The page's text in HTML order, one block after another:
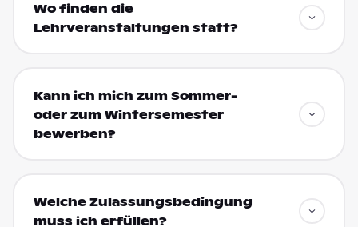
Wo finden die
Lehrveranstaltungen statt?
Kann ich mich zum Sommer-
oder zum Wintersemester
bewerben?
Welche Zulassungsbedingung
muss ich erfüllen?